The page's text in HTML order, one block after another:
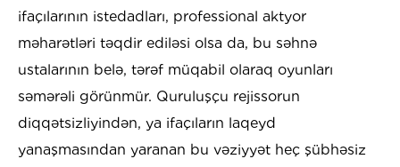
ifaçılarının istedadları, professional aktyor
məharətləri təqdir ediləsi olsa da, bu səhnə
ustalarının belə, tərəf müqabil olaraq oyunları
səmərəli görünmür. Quruluşçu rejissorun
diqqətsizliyindən, ya ifaçıların laqeyd
yanaşmasından yaranan bu vəziyyət heç şübhəsiz